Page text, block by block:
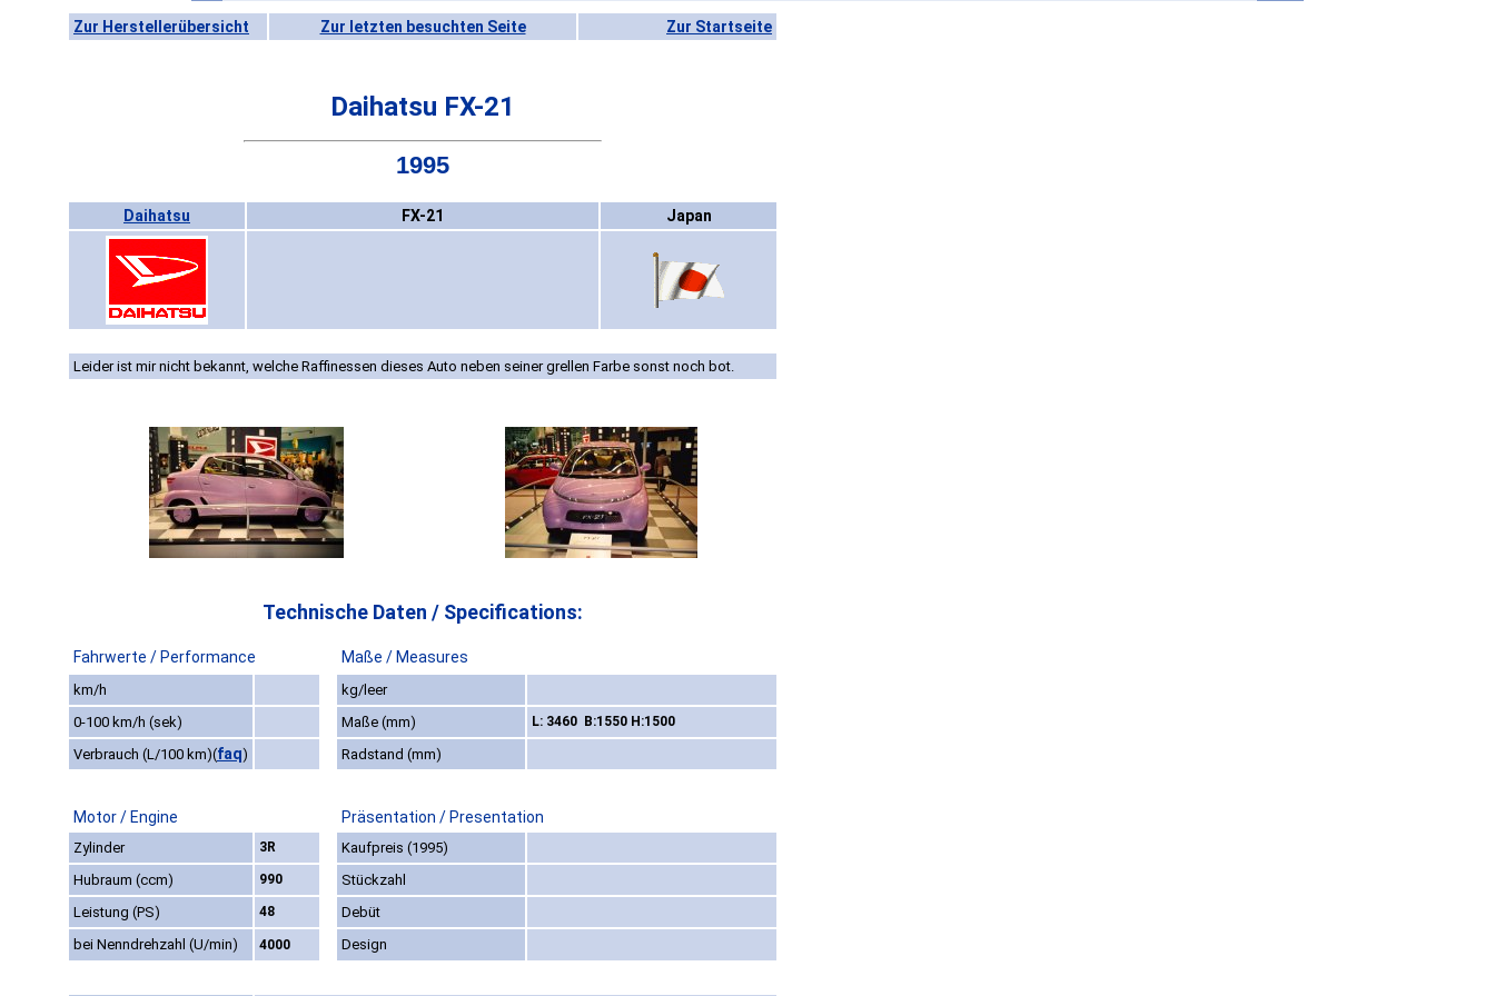
Zur Herstellerübersicht Zur letzten besuchten Seite Zur Startseite
Daihatsu FX-21
1995
Daihatsu FX-21 Japan
Leider ist mir nicht bekannt, welche Raffinessen dieses Auto neben seiner grellen Farbe sonst noch bot.
Technische Daten / Specifications:
Fahrwerte / Performance Maße / Measures
km/h
kg/leer
0-100 km/h (sek)
Maße (mm) L: 3460 B:1550 H:1500
Verbrauch (L/100 km)(faq) Radstand (mm)
Motor / Engine Präsentation / Presentation
Zylinder 3R
Kaufpreis (1995)
Hubraum (ccm)
990
Stückzahl
Leistung (PS)
48
Debüt
bei Nenndrehzahl (U/min)
4000 Design